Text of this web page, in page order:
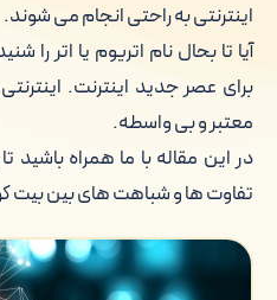
اینترنتی به راحتی انجام می شوند.
آیا تا بحال نام اتریوم یا اتر را
برای عصر جدید اینترنت.
معتبر و بی واسطه.
در این مقاله با ما همراه باشید
تفاوت ها و شباهت های بین بیت